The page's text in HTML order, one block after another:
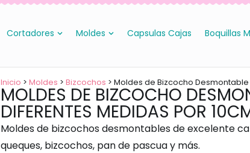
Cortadores Moldes Capsulas Cajas Boquillas
Inicio > Moldes > Bizcochos > Moldes de Bizcocho
MOLDES DE BIZCOCHO
DIFERENTES MEDIDAS POR
Moldes de bizcochos desmontables de excelente
queques, bizcochos, pan de pascua y más.